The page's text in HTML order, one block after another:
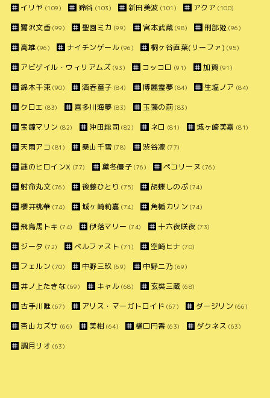
イリヤ (109) 鈴谷 (103) 新田美波 (101) アクア (100)
鷺沢文香 (99) 聖園ミカ (99) 宮本武蔵 (98) 刑部姫 (96)
高雄 (96) ナイチンゲール (96) 桐ヶ谷直葉(リーファ) (95)
アビゲイル・ウィリアムズ (93) コッコロ (91) 加賀 (91)
錦木千束 (90) 酒呑童子 (84) 博麗霊夢 (84) 生塩ノア (84)
クロエ (83) 喜多川海夢 (83) 玉藻の前 (83)
宝鐘マリン (82) 沖田総司 (82) ネロ (81) 城ヶ崎美嘉 (81)
天雨アコ (81) 桑山千雪 (78) 渋谷凛 (77)
謎のヒロインX (77) 黛冬優子 (76) ペコリーヌ (76)
射命丸文 (76) 後藤ひとり (75) 胡蝶しのぶ(74)
櫻井桃華 (74) 城ヶ崎莉嘉 (74) 角楯カリン (74)
飛鳥馬トキ (74) 伊落マリー (74) 十六夜咲夜 (73)
ジータ (72) ベルファスト (71) 空崎ヒナ (70)
フェルン (70) 中野三玖 (69) 中野二乃 (69)
井ノ上たきな (69) キャル (68) 玄奘三蔵 (68)
古手川唯 (67) アリス・マーガトロイド (67) ダージリン (66)
杏山カズサ (66) 美柑 (64) 樋口円香 (63) ダクネス (63)
調月リオ (63)